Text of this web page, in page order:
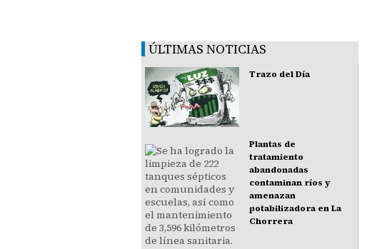
ÚLTIMAS NOTICIAS
Trazo del Día
Plantas de
tratamiento
abandonadas
contaminan ríos y
amenazan
potabilizadora en La
Chorrera